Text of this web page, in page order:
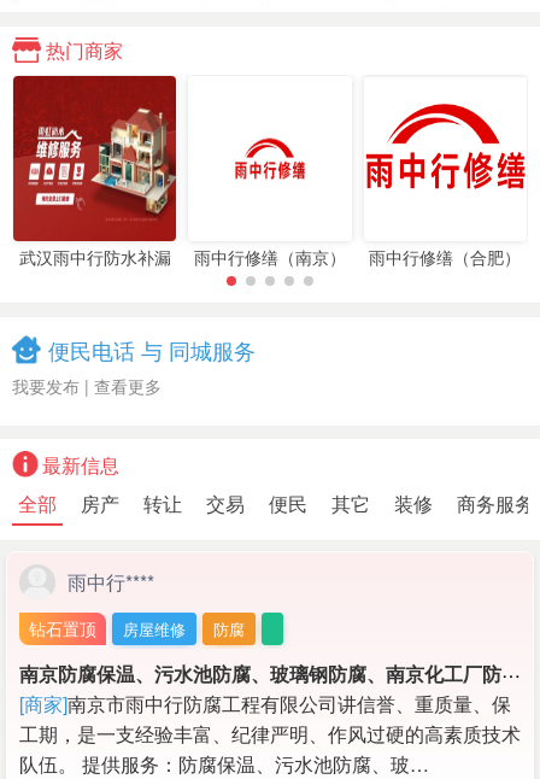
热门商家
武汉雨中行防水补漏
雨中行修缮（南京）
工程
雨中行修缮（合肥）
便民电话 与 同城服务
我要发布 | 查看更多
最新信息
全部
房产 转让 交易 便民 其它 装修 商务服务
雨中行****
钻石置顶 房屋维修 防腐
南
京防腐保温、污水池防腐、玻璃钢防腐、南京化工厂防腐保温，管道保温工程等施工
[商家]南京市雨中行防腐工程有限公司讲信誉、重质量、保
工期，是一支经验丰富、纪律严明、作风过硬的高素质技术
队伍。 提供服务：防腐保温、污水池防腐、玻…